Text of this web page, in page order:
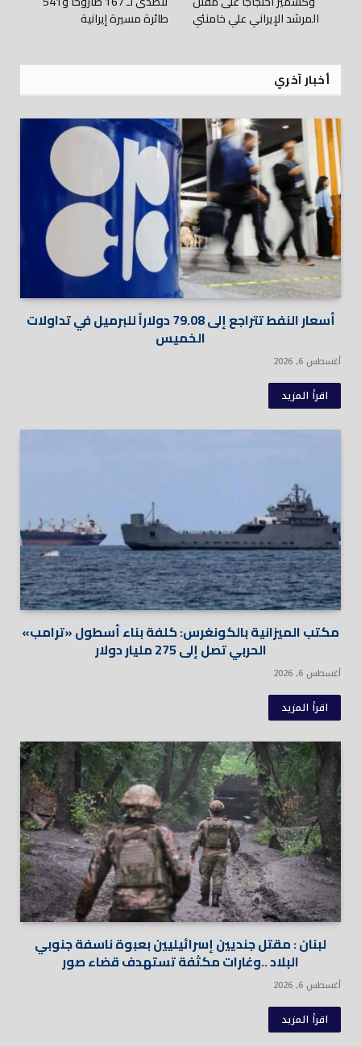
المرشد الإيراني علي خامنئي
طائرة مسيرة إيرانية
أخبار آخري
أسعار النفط تتراجع إلى 79.08 دولاراً للبرميل في تداولات
الخميس
أغسطس 6, 2026
اقرأ المزيد
مكتب الميزانية بالكونغرس: كلفة بناء أسطول «ترامب»
الحربي تصل إلى 275 مليار دولار
أغسطس 6, 2026
اقرأ المزيد
لبنان : مقتل جنديين إسرائيليين بعبوة ناسفة جنوبي
البلاد ..وغارات مكثفة تستهدف قضاء صور
أغسطس 6, 2026
اقرأ المزيد